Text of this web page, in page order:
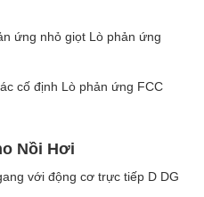
ứng nhỏ giọt Lò phản ứng
cố định Lò phản ứng FCC
Nồi Hơi
với động cơ trực tiếp D DG